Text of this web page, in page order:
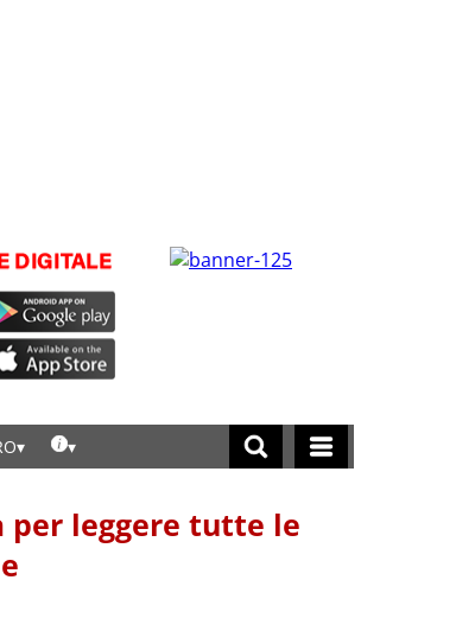
per leggere tutte le